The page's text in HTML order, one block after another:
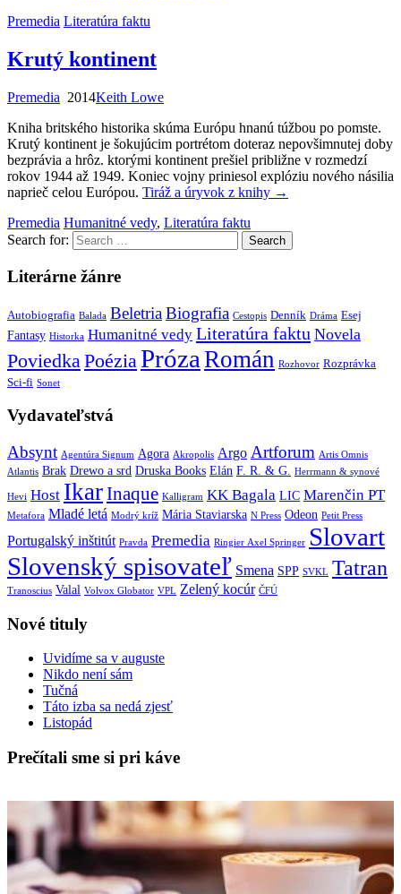
Premedia Literatúra faktu
Krutý kontinent
Premedia 2014Keith Lowe
Kniha britského historika skúma Európu hnanú túžbou po pomste.
Krutý kontinent je šokujúcim portrétom doteraz nepovšimnutej doby
bezprávia a hrôz. ktorými kontinent prešiel približne v rozmedzí
rokov 1944 až 1949. Koniec vojny priniesol explóziu nového násilia
naprieč celou Európou. Tiráž a úryvok z knihy →
Premedia Humanitné vedy, Literatúra faktu
Search for:
Literárne žánre
Autobiografia Balada BeletriaBiografia Cestopis Denník Dráma Esej
Fantasy Historka Humanitné vedy Literatúra faktu Novela
Poviedka Poézia Próza Román Rozhovor Rozprávka
Sci-fi Sonet
Vydavateľstvá
Absynt Agentúra Signum Agora Akropolis Argo Artforum Artis Omnis
Atlantis Brak Drewo a srd Druska Books Elán F. R. & G. Herrmann & synové
Hevi Host IkarInaque Kalligram KK Bagala LIC Marenčin PT
Metafora Mladé letá Modrý kríž Mária Staviarska N Press Odeon Petit Press
Portugalský inštitút Pravda Premedia Ringier Axel Springer Slovart
Slovenský spisovateľ Smena SPP SVKL Tatran
Tranoscius Valal Volvox Globator VPL Zelený kocúr ČFÚ
Nové tituly
Uvidíme sa v auguste
Nikdo není sám
Tučná
Táto izba sa nedá zjesť
Listopád
Prečítali sme si pri káve